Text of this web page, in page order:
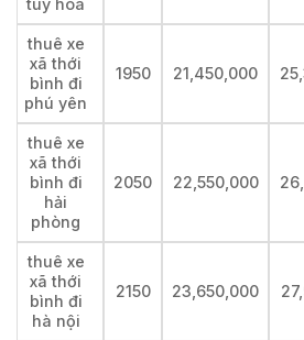
tuy hòa
thuê xe
xã thới
bình đi
phú yên
1950 21,450,000
thuê xe
xã thới
bình đi
hải
phòng
2050 22,550,000
thuê xe
xã thới
bình đi
hà nội
2150 23,650,000